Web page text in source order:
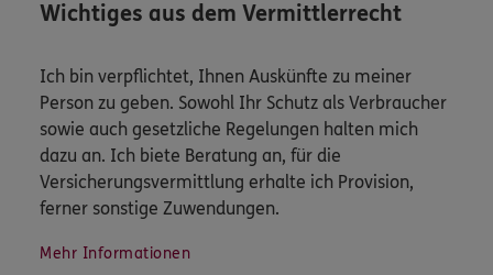
Wichtiges aus dem Vermittlerrecht
Ich bin verpflichtet, Ihnen Auskünfte zu meiner
Person zu geben. Sowohl Ihr Schutz als Verbraucher
sowie auch gesetzliche Regelungen halten mich
dazu an. Ich biete Beratung an, für die
Versicherungsvermittlung erhalte ich Provision,
ferner sonstige Zuwendungen.
Mehr Informationen